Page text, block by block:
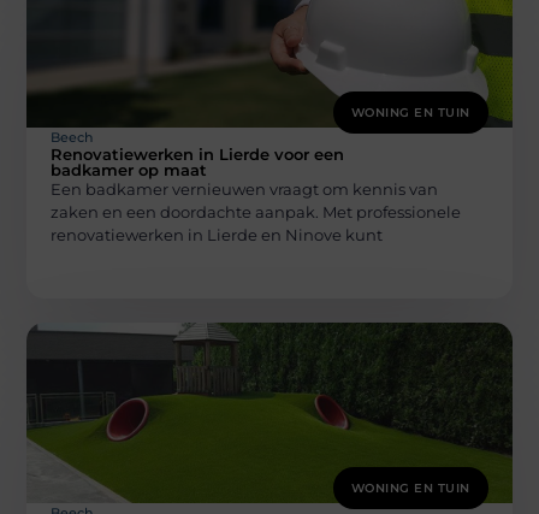
WONING EN TUIN
Beech
Renovatiewerken in Lierde voor een
badkamer op maat
Een badkamer vernieuwen vraagt om kennis van
zaken en een doordachte aanpak. Met professionele
renovatiewerken in Lierde en Ninove kunt
WONING EN TUIN